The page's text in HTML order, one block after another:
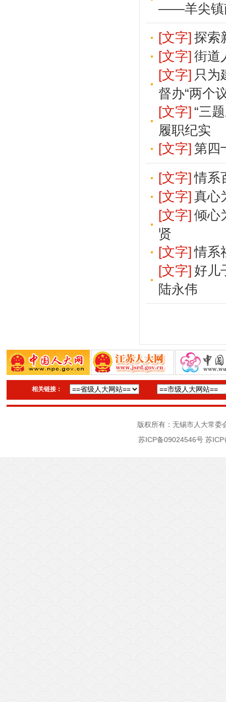
——羊尖镇
[文字] 探索
[文字] 街道
[文字] 只
督办“两个
[文字] “三
履职纪实
[文字] 第四
[文字] 情系
[文字] 真心
[文字] 倾心
贤
[文字] 情系
[文字] 好儿
陆永伟
相关链接：
版权所有：无锡市人大常
苏ICP备09024546号 苏ICP